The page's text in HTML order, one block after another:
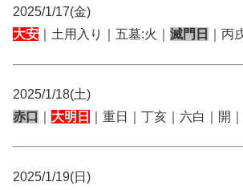
2025/1/17(金)
大安 ｜土用入り｜五墓:火｜ 滅門日 ｜丙
2025/1/18(土)
赤口
大明日 ｜重日｜丁亥｜六白｜開
2025/1/19(日)